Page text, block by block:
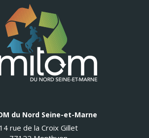
du Nord Seine-et-Marne
14 rue de la Croix Gillet